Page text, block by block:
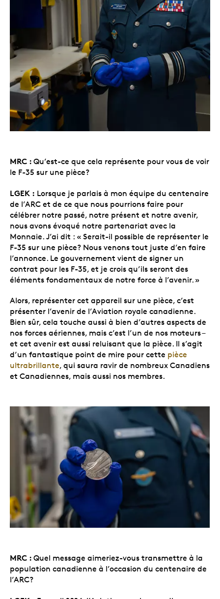
MRC : Qu’est-ce que cela représente pour vous de voir
le F-35 sur une pièce?
LGEK : Lorsque je parlais à mon équipe du centenaire
de l’ARC et de ce que nous pourrions faire pour
célébrer notre passé, notre présent et notre avenir,
nous avons évoqué notre partenariat avec la
Monnaie. J’ai dit : « Serait-il possible de représenter le
F-35 sur une pièce? Nous venons tout juste d’en faire
l’annonce. Le gouvernement vient de signer un
contrat pour les F-35, et je crois qu’ils seront des
éléments fondamentaux de notre force à l’avenir. »
Alors, représenter cet appareil sur une pièce, c’est
présenter l’avenir de l’Aviation royale canadienne.
Bien sûr, cela touche aussi à bien d’autres aspects de
nos forces aériennes, mais c’est l’un de nos moteurs –
et cet avenir est aussi reluisant que la pièce. Il s’agit
d’un fantastique point de mire pour cette pièce
ultrabrillante, qui saura ravir de nombreux Canadiens
et Canadiennes, mais aussi nos membres.
MRC : Quel message aimeriez-vous transmettre à la
population canadienne à l’occasion du centenaire de
l’ARC?